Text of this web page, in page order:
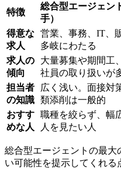
特徴
総合型エージェン
手）
得意な
求人
営業、事務、IT、
多岐にわたる
求人の
傾向
大量募集や期間工
社員の取り扱いが
担当者
の知識
広く浅い。面接対
類添削は一般的
おすす
めな人
職種を絞らず、幅
人を見たい人
総合型エージェントの最
い可能性を提示してくれ